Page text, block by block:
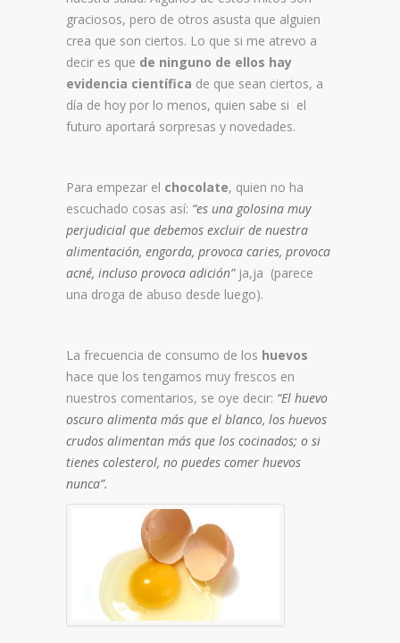
graciosos, pero de otros asusta que alguien
crea que son ciertos. Lo que si me atrevo a
decir es que de ninguno de ellos hay
evidencia científica de que sean ciertos, a
día de hoy por lo menos, quien sabe si el
futuro aportará sorpresas y novedades.
Para empezar el chocolate, quien no ha
escuchado cosas así: “es una golosina muy
perjudicial que debemos excluir de nuestra
alimentación, engorda, provoca caries, provoca
acné, incluso provoca adición”ja,ja (parece
una droga de abuso desde luego).
La frecuencia de consumo de los huevos
hace que los tengamos muy frescos en
nuestros comentarios, se oye decir: “El huevo
oscuro alimenta más que el blanco, los huevos
crudos alimentan más que los cocinados; o si
tienes colesterol, no puedes comer huevos
nunca”.